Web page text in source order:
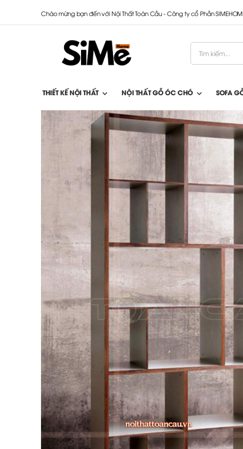
Chào mừng bạn đến với Nội Thất Toàn Cầu - Công ty cổ Phần
THIẾT KẾ NỘI THẤT NỘI THẤT GỖ ÓC CHÓ SOFA